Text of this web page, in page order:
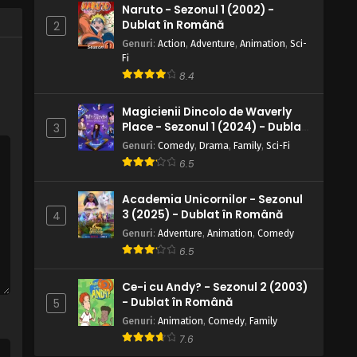
Zi lungă pentru Inuzuka Kiba
Eps 183 - Radiația stelei - 28 August, 2025
Naruto – Sezonul 1 Episodul 182 –
Reuniune: Timpul rămas
Eps 182 - Reuniune: Timpul rămas - 28
August, 2025
Naruto – Sezonul 1 Episodul 181 –
Hoshikage: Adevărul îngropat
Eps 181 - Hoshikage: Adevărul îngropat -
28 August, 2025
Naruto – Sezonul 1 Episodul 180 –
Jutsu secret: Jutsu Păun
2
Naruto - Sezonul 1 (2002) -
Dublat în Română
Genuri: Action, Adventure, Animation, Sci-
Fi
8.4
3
Magicienii Dincolo de Waverly
Place - Sezonul 1 (2024) - Dublat
în Română
Genuri: Comedy, Drama, Family, Sci-Fi
6.5
4
Academia Unicornilor - Sezonul
3 (2025) - Dublat în Română
Genuri: Adventure, Animation, Comedy
6.5
5
Ce-i cu Andy? - Sezonul 2 (2003)
- Dublat în Română
Genuri: Animation, Comedy, Family
7.6